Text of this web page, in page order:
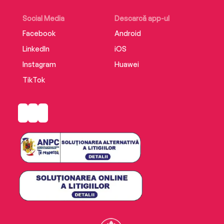
Social Media
Facebook
LinkedIn
Instagram
TikTok
Descarcă app-ul
Android
iOS
Huawei